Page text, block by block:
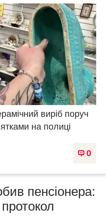
виріб поруч
на полиці
0
пенсіонера: